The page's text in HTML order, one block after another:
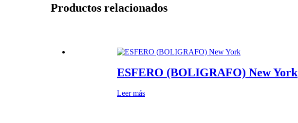
Productos relacionados
ESFERO (BOLIGRAFO) New York
Leer más